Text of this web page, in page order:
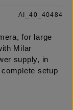
AI_40_40484
for large
Milar
supply, in
setup